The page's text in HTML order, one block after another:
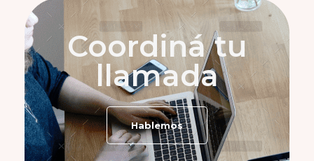
Coordiná tu
llamada
Hablemos